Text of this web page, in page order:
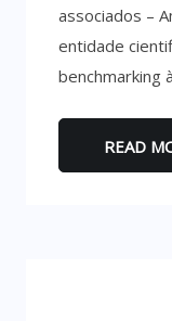
associados –
entidade
benchmarking
READ